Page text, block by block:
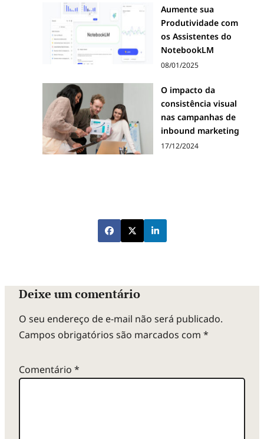
Aumente sua
Produtividade com
os Assistentes do
NotebookLM
08/01/2025
O impacto da
consistência visual
nas campanhas de
inbound marketing
17/12/2024
Deixe um comentário
O seu endereço de e-mail não será publicado.
Campos obrigatórios são marcados com *
Comentário *